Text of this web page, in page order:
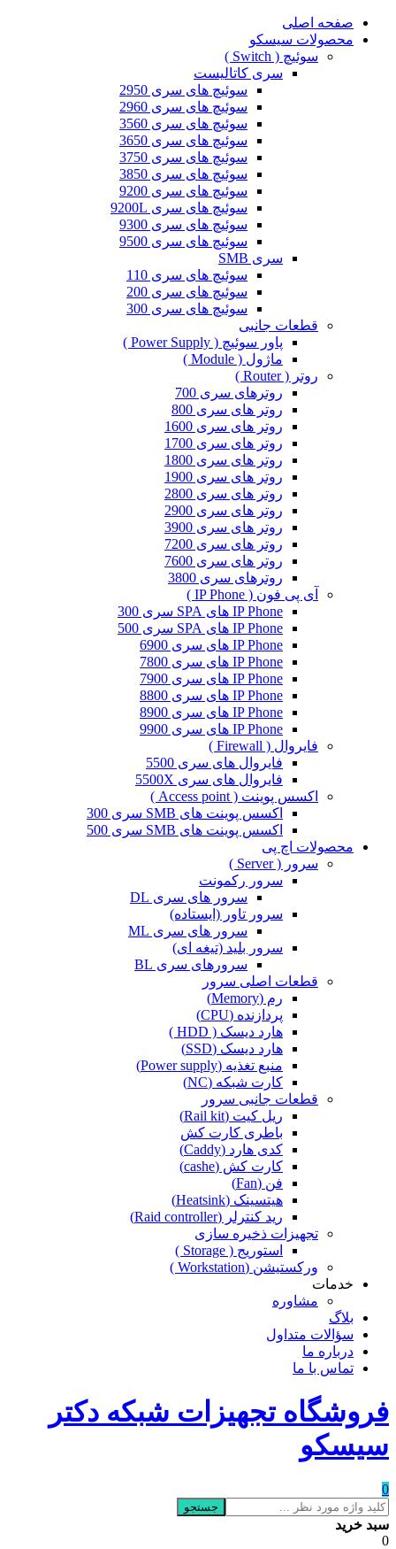
صفحه اصلی
محصولات سیسکو
سوئیچ ( Switch )
سری کاتالیست
سوئیچ های سری 2950
سوئیچ های سری 2960
سوئیچ های سری 3560
سوئیچ های سری 3650
سوئیچ های سری 3750
سوئیچ های سری 3850
سوئیچ های سری 9200
سوئیچ های سری 9200L
سوئیچ های سری 9300
سوئیچ های سری 9500
سری SMB
سوئیچ های سری 110
سوئیچ های سری 200
سوئیچ های سری 300
قطعات جانبی
پاور سوئیچ ( Power Supply )
ماژول ( Module )
روتر ( Router )
روترهای سری 700
روتر های سری 800
روتر های سری 1600
روتر های سری 1700
روتر های سری 1800
روتر های سری 1900
روتر های سری 2800
روتر های سری 2900
روتر های سری 3900
روتر های سری 7200
روتر های سری 7600
روترهای سری 3800
آی پی فون ( IP Phone )
IP Phone های SPA سری 300
IP Phone های SPA سری 500
IP Phone های سری 6900
IP Phone های سری 7800
IP Phone های سری 7900
IP Phone های سری 8800
IP Phone های سری 8900
IP Phone های سری 9900
فایروال ( Firewall )
فایروال های سری 5500
فایروال های سری 5500X
اکسس پوینت ( Access point )
اکسس پوینت های SMB سری 300
اکسس پوینت های SMB سری 500
محصولات اچ پی
سرور ( Server )
سرور رکمونت
سرور های سری DL
سرور تاور (ایستاده)
سرور های سری ML
سرور بلید (تیغه ای)
سرورهای سری BL
قطعات اصلی سرور
رم (Memory)
پردازنده (CPU)
هارد دیسک ( HDD )
هارد دیسک (SSD)
منبع تغذیه (Power supply)
کارت شبکه (NC)
قطعات جانبی سرور
ریل کیت (Rail kit)
باطری کارت کش
کدی هارد (Caddy)
کارت کش (cashe)
فن (Fan)
هیتسینک (Heatsink)
رید کنترلر (Raid controller)
تجهیزات ذخیره سازی
استوریج ( Storage )
ورکستیشن (Workstation )
خدمات
مشاوره
بلاگ
سؤالات متداول
درباره ما
تماس با ما
فروشگاه تجهیزات شبکه دکتر
سیسکو
0
جستجو
سبد خرید
0